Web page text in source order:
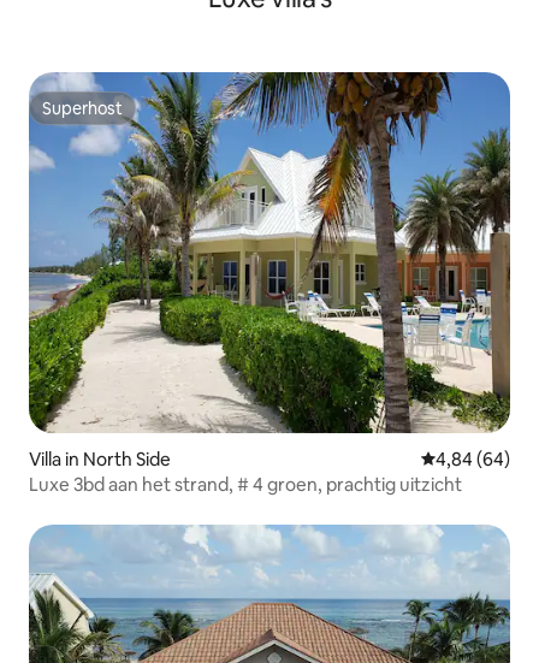
Superhost
Superhost
Villa in North Side Gemiddelde
4,84 (64)
Luxe 3bd aan het strand, # 4 groen, prachtig uitzicht